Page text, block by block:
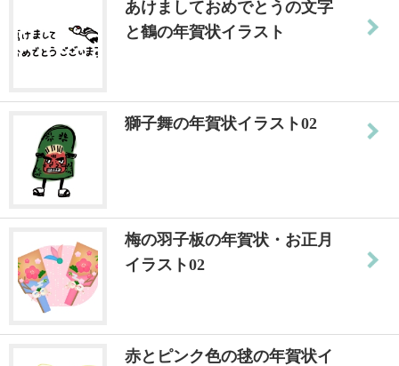
あけましておめでとうの文字
と鶴の年賀状イラスト
獅子舞の年賀状イラスト02
梅の羽子板の年賀状・お正月
イラスト02
赤とピンク色の毬の年賀状イ